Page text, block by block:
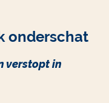
onderschat
verstopt in